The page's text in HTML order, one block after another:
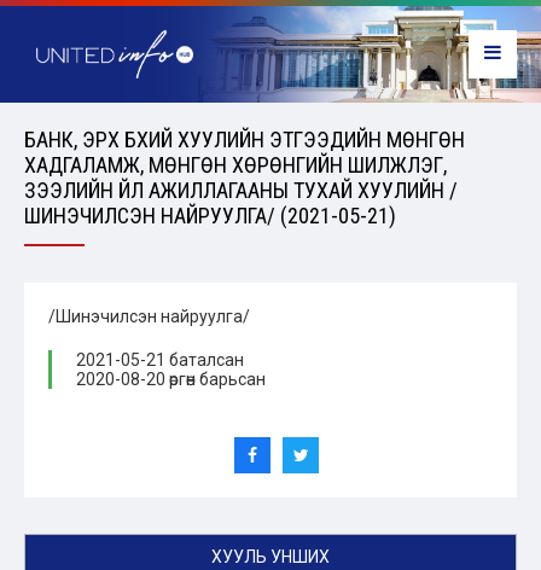
БАНК, ЭРХ БҮХИЙ ХУУЛИЙН ЭТГЭЭДИЙН МӨНГӨН
ХАДГАЛАМЖ, МӨНГӨН ХӨРӨНГИЙН ШИЛЖҮҮЛЭГ,
ЗЭЭЛИЙН ҮЙЛ АЖИЛЛАГААНЫ ТУХАЙ ХУУЛИЙН /
ШИНЭЧИЛСЭН НАЙРУУЛГА/ (2021-05-21)
/Шинэчилсэн найруулга/
2021-05-21 баталсан
2020-08-20 өргөн барьсан
ХУУЛЬ УНШИХ